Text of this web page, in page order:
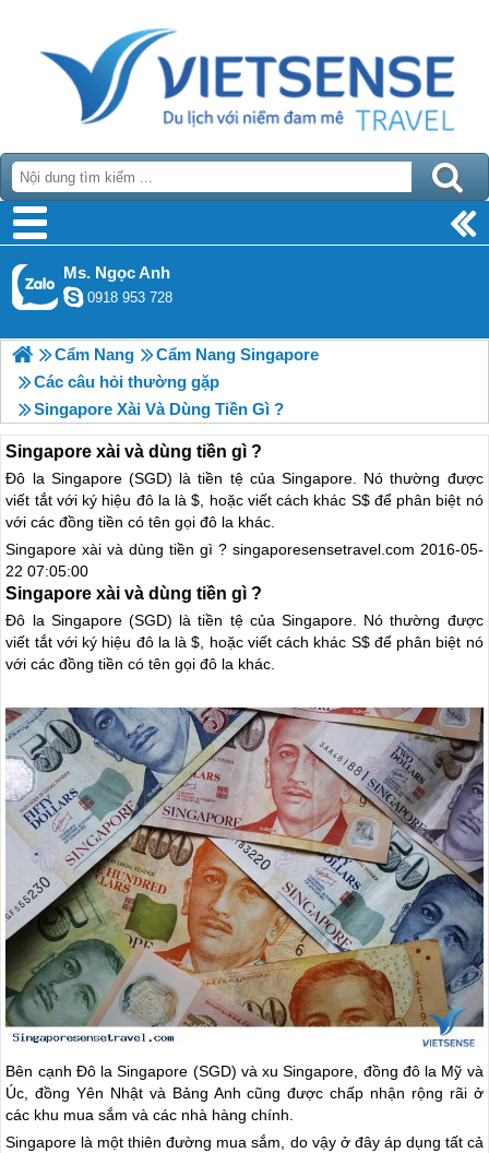
Ms. Ngọc Anh
0918 953 728
Cẩm Nang
Cẩm Nang Singapore
Các câu hỏi thường gặp
Singapore Xài Và Dùng Tiền Gì ?
Singapore xài và dùng tiền gì ?
Đô la Singapore (SGD) là tiền tệ của Singapore. Nó thường được
viết tắt với ký hiệu đô la là $, hoặc viết cách khác S$ để phân biệt nó
với các đồng tiền có tên gọi đô la khác.
Singapore xài và dùng tiền gì ? singaporesensetravel.com 2016-05-
22 07:05:00
Singapore xài và dùng tiền gì ?
Đô la Singapore (SGD) là tiền tệ của Singapore. Nó thường được
viết tắt với ký hiệu đô la là $, hoặc viết cách khác S$ để phân biệt nó
với các đồng tiền có tên gọi đô la khác.
Bên cạnh Đô la Singapore (SGD) và xu Singapore, đồng đô la Mỹ và
Úc, đồng Yên Nhật và Bảng Anh cũng được chấp nhận rộng rãi ở
các khu mua sắm và các nhà hàng chính.
Singapore là một thiên đường mua sắm, do vậy ở đây áp dụng tất cả